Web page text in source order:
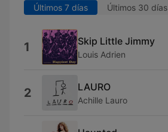
Últimos 7 días Últimos 30 días
1 Skip Little Jimmy
Louis Adrien
2 LAURO
Achille Lauro